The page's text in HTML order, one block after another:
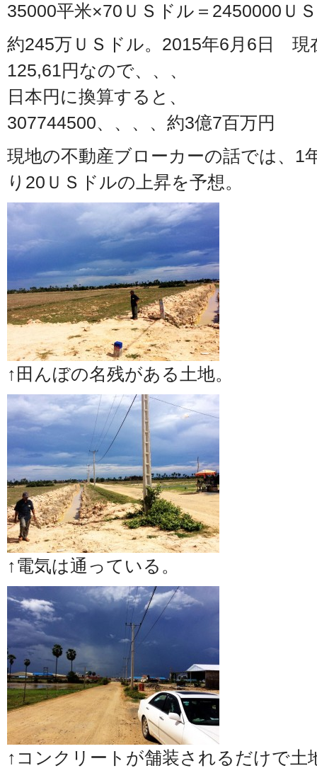
35000平米×70ＵＳドル＝2450000Ｕ
約245万ＵＳドル。2015年6月6日
125,61円なので、、、
日本円に換算すると、
307744500、、、、約3億7百万円
現地の不動産ブローカーの話では、1
り20ＵＳドルの上昇を予想。
↑田んぼの名残がある土地。
↑電気は通っている。
↑コンクリートが舗装されるだけで土